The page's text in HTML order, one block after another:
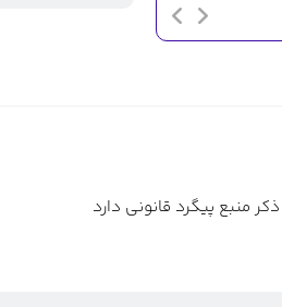
اطلاعیه اعلام نرخ نامه جدید
منبع پیگرد قانونی دارد